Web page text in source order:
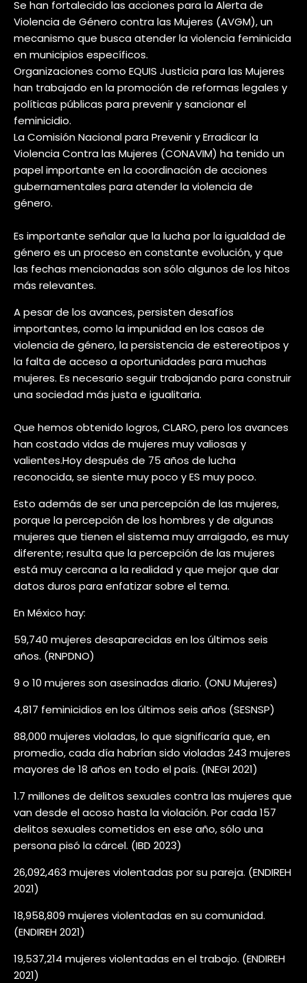
Se han fortalecido las acciones para la Alerta de
Violencia de Género contra las Mujeres (AVGM), un
mecanismo que busca atender la violencia feminicida
en municipios específicos.
Organizaciones como EQUIS Justicia para las Mujeres
han trabajado en la promoción de reformas legales y
políticas públicas para prevenir y sancionar el
feminicidio.
La Comisión Nacional para Prevenir y Erradicar la
Violencia Contra las Mujeres (CONAVIM) ha tenido un
papel importante en la coordinación de acciones
gubernamentales para atender la violencia de
género.
Es importante señalar que la lucha por la igualdad de
género es un proceso en constante evolución, y que
las fechas mencionadas son sólo algunos de los hitos
más relevantes.
A pesar de los avances, persisten desafíos
importantes, como la impunidad en los casos de
violencia de género, la persistencia de estereotipos y
la falta de acceso a oportunidades para muchas
mujeres. Es necesario seguir trabajando para construir
una sociedad más justa e igualitaria.
Que hemos obtenido logros, CLARO, pero los avances
han costado vidas de mujeres muy valiosas y
valientes.Hoy después de 75 años de lucha
reconocida, se siente muy poco y ES muy poco.
Esto además de ser una percepción de las mujeres,
porque la percepción de los hombres y de algunas
mujeres que tienen el sistema muy arraigado, es muy
diferente; resulta que la percepción de las mujeres
está muy cercana a la realidad y que mejor que dar
datos duros para enfatizar sobre el tema.
En México hay:
59,740 mujeres desaparecidas en los últimos seis
años. (RNPDNO)
9 o 10 mujeres son asesinadas diario. (ONU Mujeres)
4,817 feminicidios en los últimos seis años (SESNSP)
88,000 mujeres violadas, lo que significaría que, en
promedio, cada día habrían sido violadas 243 mujeres
mayores de 18 años en todo el país. (INEGI 2021)
1.7 millones de delitos sexuales contra las mujeres que
van desde el acoso hasta la violación. Por cada 157
delitos sexuales cometidos en ese año, sólo una
persona pisó la cárcel. (IBD 2023)
26,092,463 mujeres violentadas por su pareja. (ENDIREH
2021)
18,958,809 mujeres violentadas en su comunidad.
(ENDIREH 2021)
19,537,214 mujeres violentadas en el trabajo. (ENDIREH
2021)